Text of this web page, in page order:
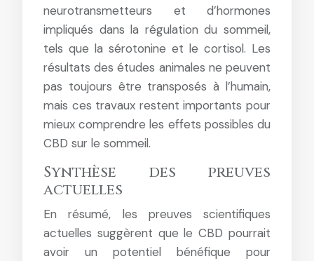
neurotransmetteurs et d’hormones
impliqués dans la régulation du sommeil,
tels que la sérotonine et le cortisol. Les
résultats des études animales ne peuvent
pas toujours être transposés à l’humain,
mais ces travaux restent importants pour
mieux comprendre les effets possibles du
CBD sur le sommeil.
Synthèse des preuves
actuelles
En résumé, les preuves scientifiques
actuelles suggèrent que le CBD pourrait
avoir un potentiel bénéfique pour